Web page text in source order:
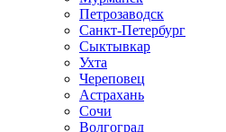
Петрозаводск
Санкт-Петербург
Сыктывкар
Ухта
Череповец
Астрахань
Сочи
Волгоград